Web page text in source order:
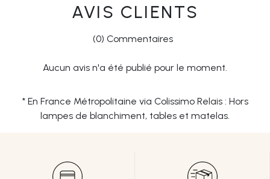
AVIS CLIENTS
(0) Commentaires
Aucun avis n'a été publié pour le moment.
* En France Métropolitaine via Colissimo Relais : Hors
lampes de blanchiment, tables et matelas.